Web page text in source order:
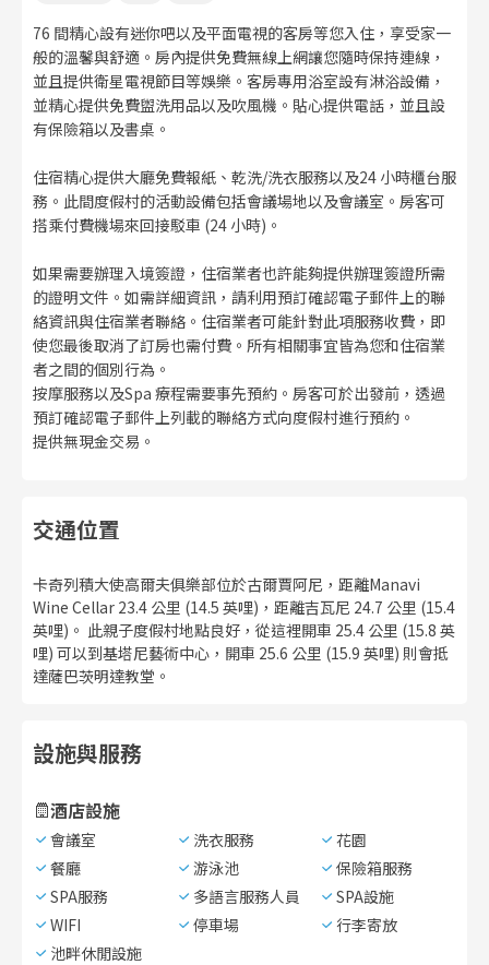
76 間精心設有迷你吧以及平面電視的客房等您入住，享受家一
般的溫馨與舒適。房內提供免費無線上網讓您隨時保持連線，
並且提供衛星電視節目等娛樂。客房專用浴室設有淋浴設備，
並精心提供免費盥洗用品以及吹風機。貼心提供電話，並且設
有保險箱以及書桌。
住宿精心提供大廳免費報紙、乾洗/洗衣服務以及24 小時櫃台服
務。此間度假村的活動設備包括會議場地以及會議室。房客可
搭乘付費機場來回接駁車 (24 小時)。
如果需要辦理入境簽證，住宿業者也許能夠提供辦理簽證所需
的證明文件。如需詳細資訊，請利用預訂確認電子郵件上的聯
絡資訊與住宿業者聯絡。住宿業者可能針對此項服務收費，即
使您最後取消了訂房也需付費。所有相關事宜皆為您和住宿業
者之間的個別行為。
按摩服務以及Spa 療程需要事先預約。房客可於出發前，透過
預訂確認電子郵件上列載的聯絡方式向度假村進行預約。
提供無現金交易。
交通位置
卡奇列積大使高爾夫俱樂部位於古爾賈阿尼，距離Manavi
Wine Cellar 23.4 公里 (14.5 英哩)，距離吉瓦尼 24.7 公里 (15.4
英哩)。 此親子度假村地點良好，從這裡開車 25.4 公里 (15.8 英
哩) 可以到基塔尼藝術中心，開車 25.6 公里 (15.9 英哩) 則會抵
達薩巴茨明達教堂。
設施與服務
酒店設施
會議室 洗衣服務
花園
餐廳
游泳池
保險箱服務
SPA服務
多語言服務人員
SPA設施
WIFI
停車場
行李寄放
池畔休閒設施